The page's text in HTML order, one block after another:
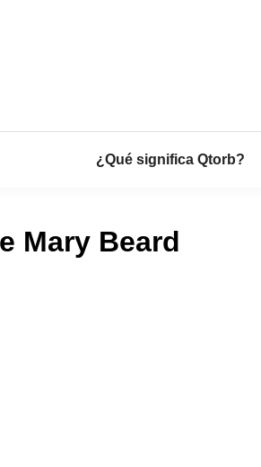
¿Qué significa Qtorb?
Mary Beard